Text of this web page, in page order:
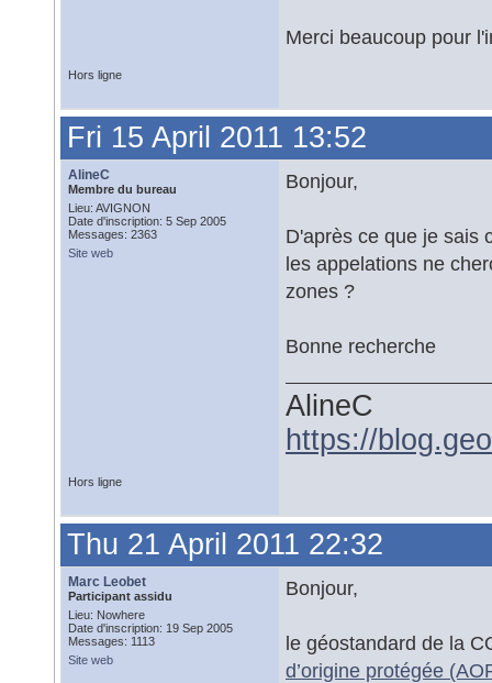
Merci beaucoup pour
Hors ligne
Fri 15 April 2011 13:52
AlineC
Membre du bureau
Lieu: AVIGNON
Date d'inscription: 5 Sep 2005
Messages: 2363
Site web
Bonjour,
D'après ce que je sais
les appelations ne
zones ?
Bonne recherche
AlineC
https://
Hors ligne
Thu 21 April 2011 22:32
Marc Leobet
Participant assidu
Lieu: Nowhere
Date d'inscription: 19 Sep 2005
Messages: 1113
Site web
Bonjour,
le géostandard de la
d’origine protégée